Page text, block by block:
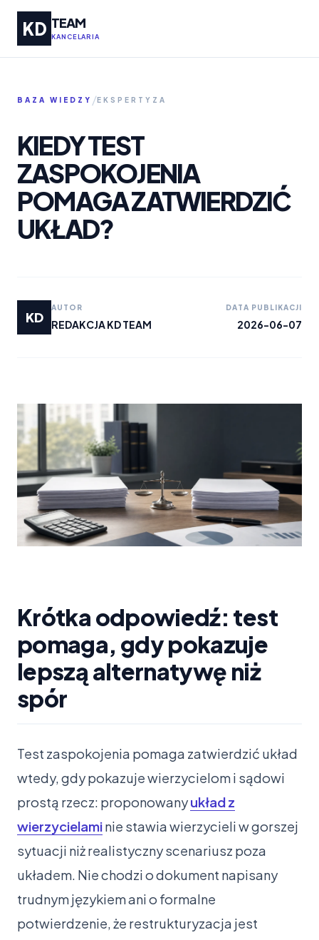
KD TEAM
KANCELARIA
BAZA WIEDZY /EKSPERTYZA
KIEDY TEST
ZASPOKOJENIA
POMAGA ZATWIERDZIĆ
UKŁAD?
KD
AUTOR
REDAKCJA KD TEAM
DATA PUBLIKACJI
2026-06-07
Krótka odpowiedź: test
pomaga, gdy pokazuje
lepszą alternatywę niż
spór
Test zaspokojenia pomaga zatwierdzić układ
wtedy, gdy pokazuje wierzycielom i sądowi
prostą rzecz: proponowanyukład z
wierzycielaminie stawia wierzycieli w gorszej
sytuacji niż realistyczny scenariusz poza
układem. Nie chodzi o dokument napisany
trudnym językiem ani o formalne
potwierdzenie, że restrukturyzacja jest